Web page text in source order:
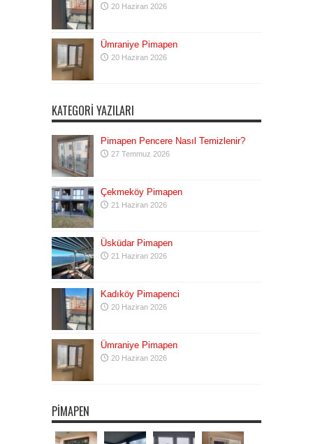
20 Haziran 2026
Ümraniye Pimapen
20 Haziran 2026
KATEGORI YAZILARI
Pimapen Pencere Nasıl Temizlenir?
27 Temmuz 2026
Çekmeköy Pimapen
21 Haziran 2026
Üsküdar Pimapen
21 Haziran 2026
Kadıköy Pimapenci
20 Haziran 2026
Ümraniye Pimapen
20 Haziran 2026
PIMAPEN